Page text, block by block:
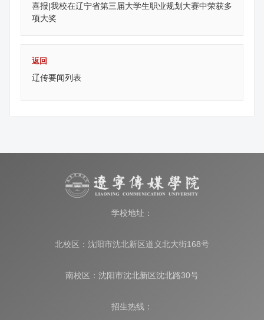
喜报|我校在辽宁省第三届大学生职业规划大赛中荣获多
项大奖
返回
辽传要闻列表
学校地址：
北校区：沈阳市沈北新区道义北大街168号
南校区：沈阳市沈北新区沈北路30号
招生热线：